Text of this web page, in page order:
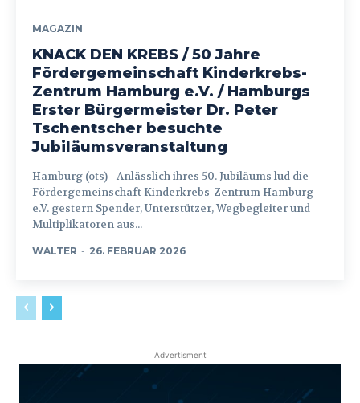
MAGAZIN
KNACK DEN KREBS / 50 Jahre
Fördergemeinschaft Kinderkrebs-
Zentrum Hamburg e.V. / Hamburgs
Erster Bürgermeister Dr. Peter
Tschentscher besuchte
Jubiläumsveranstaltung
Hamburg (ots) - Anlässlich ihres 50. Jubiläums lud die
Fördergemeinschaft Kinderkrebs-Zentrum Hamburg
e.V. gestern Spender, Unterstützer, Wegbegleiter und
Multiplikatoren aus...
WALTER - 26. FEBRUAR 2026
Advertisment